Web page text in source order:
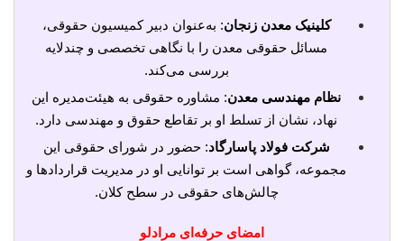
کلینیک معدن زنجان: به‌عنوان دبیر کمیسیون حقوقی،
مسائل حقوقی معدن را با نگاهی تخصصی و چندلایه
بررسی می‌کند.
نظام مهندسی معدن: مشاوره حقوقی به هیئت‌مدیره این
نهاد، نشان از تسلط او بر تقاطع حقوق و مهندسی دارد.
شرکت فولاد پاسارگاد: حضور در شورای حقوقی این
مجموعه، گواهی است بر توانایی او در مدیریت قراردادها و
چالش‌های حقوقی در سطح کلان.
امضای حرفه‌ای مرادلو